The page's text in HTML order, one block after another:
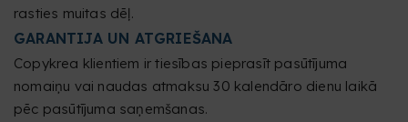
rasties muitas dēļ.
GARANTIJA UN ATGRIEŠANA
Copykrea klientiem ir tiesības pieprasīt pasūtījuma
nomaiņu vai naudas atmaksu 30 kalendāro dienu laikā
pēc pasūtījuma saņemšanas.